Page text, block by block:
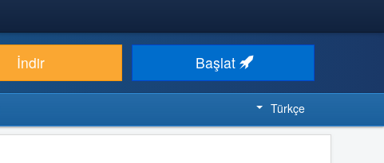
İndir Başlat
Türkçe